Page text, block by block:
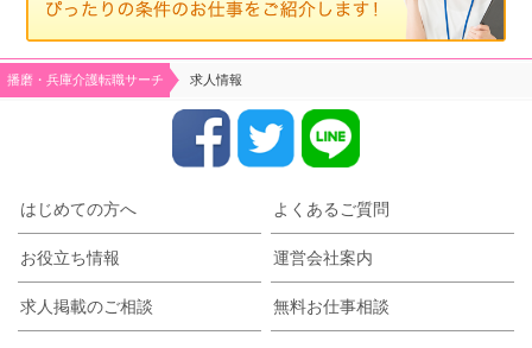
播磨・兵庫介護転職サーチ 求人情報
はじめての方へ よくあるご質問
お役立ち情報 運営会社案内
求人掲載のご相談 無料お仕事相談